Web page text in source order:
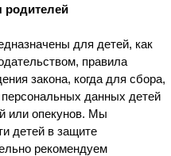
для детей, как
правила
закона, когда для сбора,
данных детей
или опекунов. Мы
детей в защите
рекомендуем